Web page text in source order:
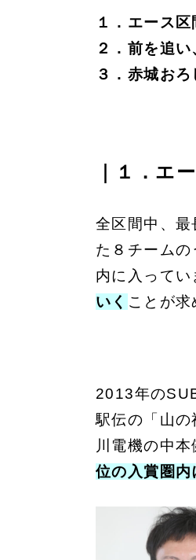
１．エース
２．前を追
３．赤城お
｜１．エ
全区間中、
た８チーム
内に入ってい
いく ことが求
2013年の
駅伝の「山
川電機の中
位の入賞圏内